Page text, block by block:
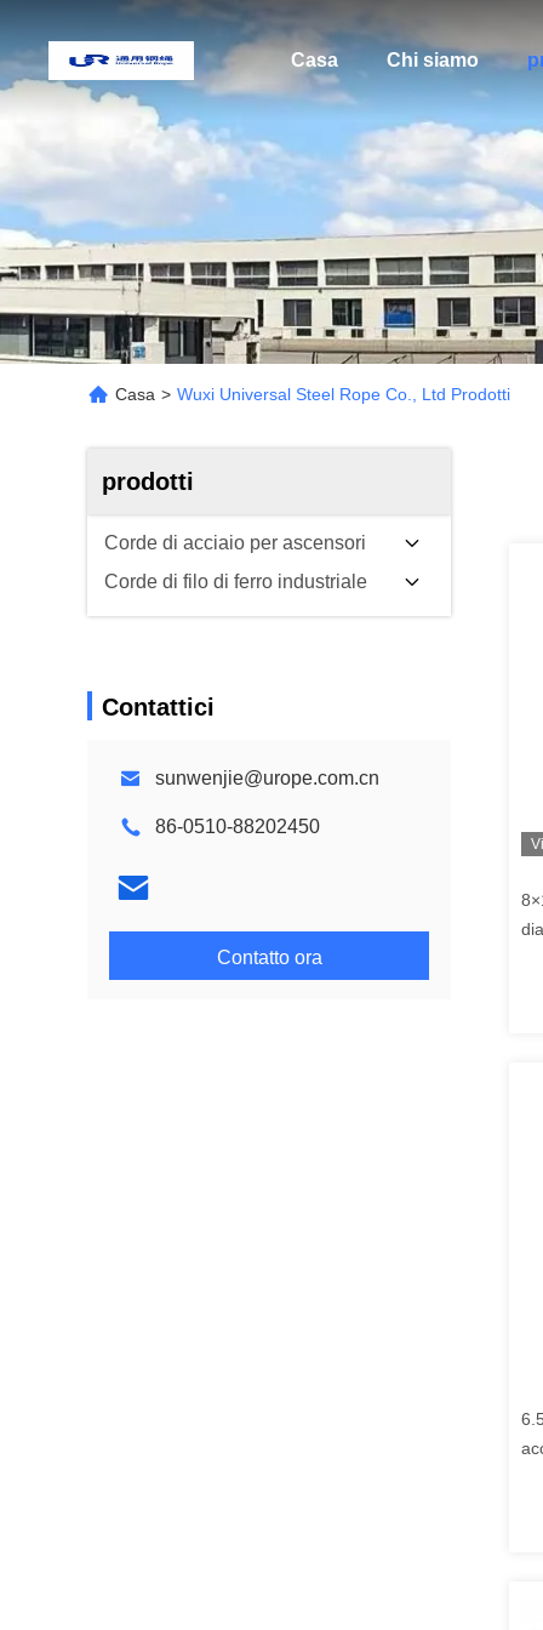
Casa Chi siamo
Casa > Wuxi Universal Steel Rope Co., Ltd Prodotti
prodotti
Corde di acciaio per ascensori
Corde di filo di ferro industriale
Contattici
sunwenjie@urope.com.cn
86-0510-88202450
Contatto ora